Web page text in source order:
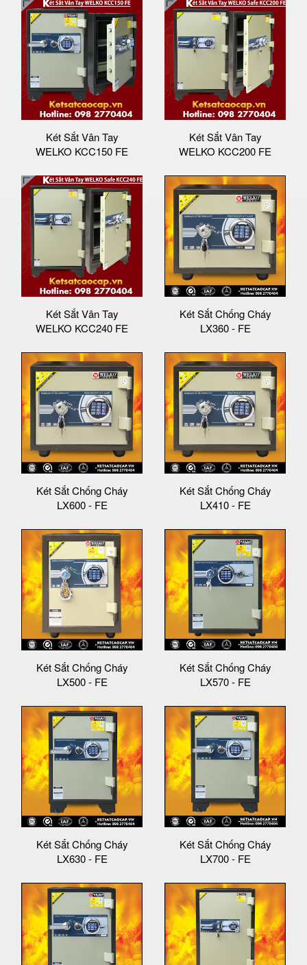
Két Sắt Vân Tay
WELKO KCC150 FE
Két Sắt Vân Tay
WELKO KCC200 FE
Két Sắt Vân Tay
WELKO KCC240 FE
Két Sắt Chống Cháy
LX360 - FE
Két Sắt Chống Cháy
LX600 - FE
Két Sắt Chống Cháy
LX410 - FE
Két Sắt Chống Cháy
LX500 - FE
Két Sắt Chống Cháy
LX570 - FE
Két Sắt Chống Cháy
LX630 - FE
Két Sắt Chống Cháy
LX700 - FE